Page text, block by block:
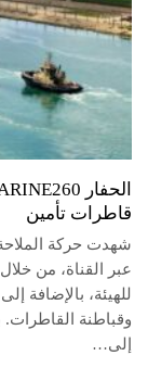
قاطرات تأمين
عبر القناة، من
للهيئة، بالإضافة
وقباطنة
إلى…